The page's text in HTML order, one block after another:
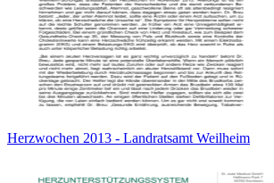
Herzwochen 2013 - Landratsamt Weilheim